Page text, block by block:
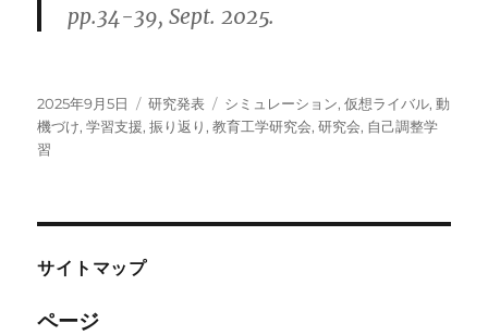
pp.34-39, Sept. 2025.
投
稿
日:
2025年9月5日
カ
テ
研究発表
タ
グ
シミュレーション,仮想ライバル,動
機づけ,学習支援,振り返り ,教育工学研究会,研究会, 自己調整学
習
サイトマップ
ページ